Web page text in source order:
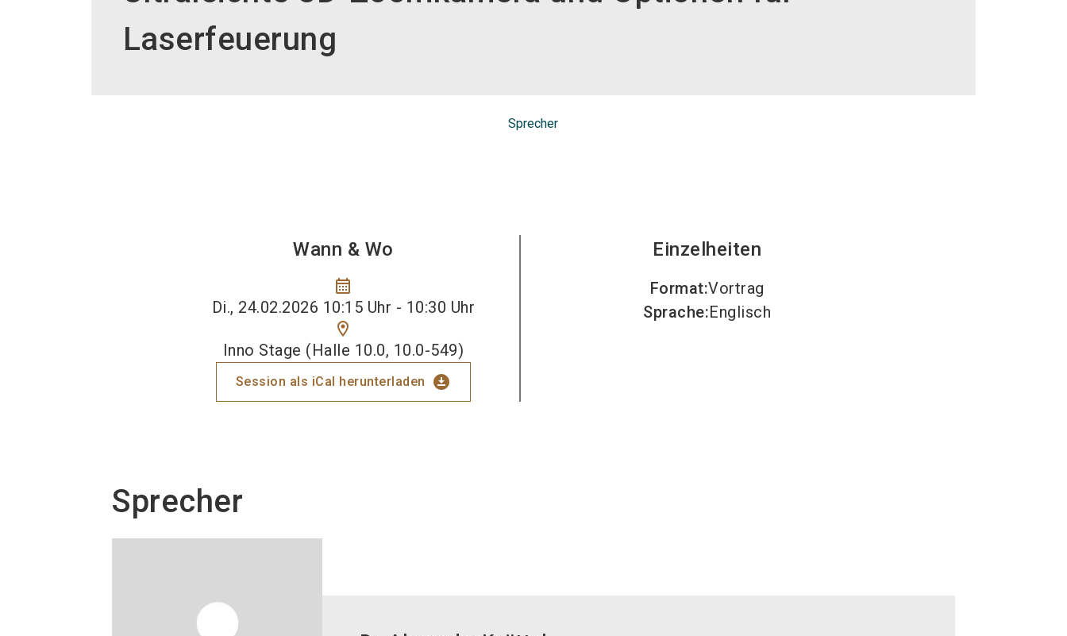
Laserfeuerung
Sprecher
Wann & Wo
calendar_month
Di., 24.02.2026 10:15 Uhr - 10:30 Uhr
location_on
Inno Stage (Halle 10.0, 10.0-549)
Session als iCal herunterladen download_for_offline
Einzelheiten
Format:Vortrag
Sprache:Englisch
Sprecher